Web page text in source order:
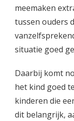
meemaken
tussen ouders
situatie goed
Daarbij komt
het kind goed
kinderen die
dit belangrijk,